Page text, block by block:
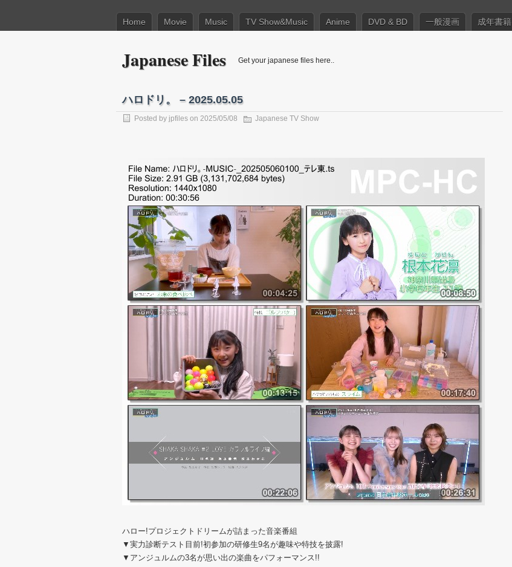
Home Movie Music TV Show&Music Anime DVD & BD 一般漫画 成年書籍
Japanese Files Get your japanese files here..
ハロドリ。 – 2025.05.05
Posted by jpfiles on 2025/05/08 Japanese TV Show
ハロー!プロジェクトドリームが詰まった音楽番組
▼実力診断テスト目前!初参加の研修生9名が趣味や特技を披露!
▼アンジュルムの3名が思い出の楽曲をパフォーマンス!!